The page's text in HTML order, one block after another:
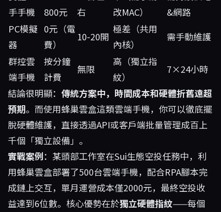
手手機
800元
右
改MAC）
&網路
PC模擬
器
0元（電
費）
10-20開
極差（共用
內核）
需手動維護
群控雲
端手機
按分鐘
計費
無限
高（獨立指
紋）
7×24小時
結論很明顯： 傳統方案中，時間成本和硬體折舊遠超
預期。而使用蜂巢雲盒這類雲端手機，你可以徹底擺
脫硬體維護，直接透過API或客戶端批量管理成百上
千個「獨立設備」。
實戰案例：某頭部工作室在Sui生態空投任務中，利
用蜂巢雲盒部署了500台雲端手機，配合RPA腳本完
成鏈上交互，單月運營成本僅2000元，最終空投收
益達到6位數。核心優勢在於獨立硬體指紋——每個